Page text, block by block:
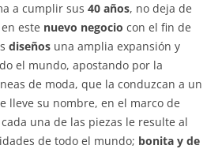
a cumplir sus 40 años, no deja de
este nuevo negocio con el fin de
diseños una amplia expansión y
el mundo, apostando por la
de moda, que la conduzcan a un
lleve su nombre, en el marco de
una de las piezas le resulte al
de todo el mundo; bonita y de